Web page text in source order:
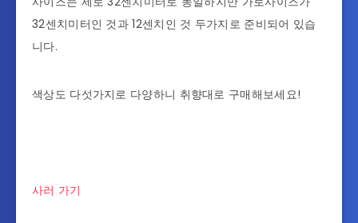
32센치미터인 것과 12센치인 것 두가지로 준비되어 있습
니다.
색상도 다섯가지로 다양하니 취향대로 구매해보세요!
사러 가기